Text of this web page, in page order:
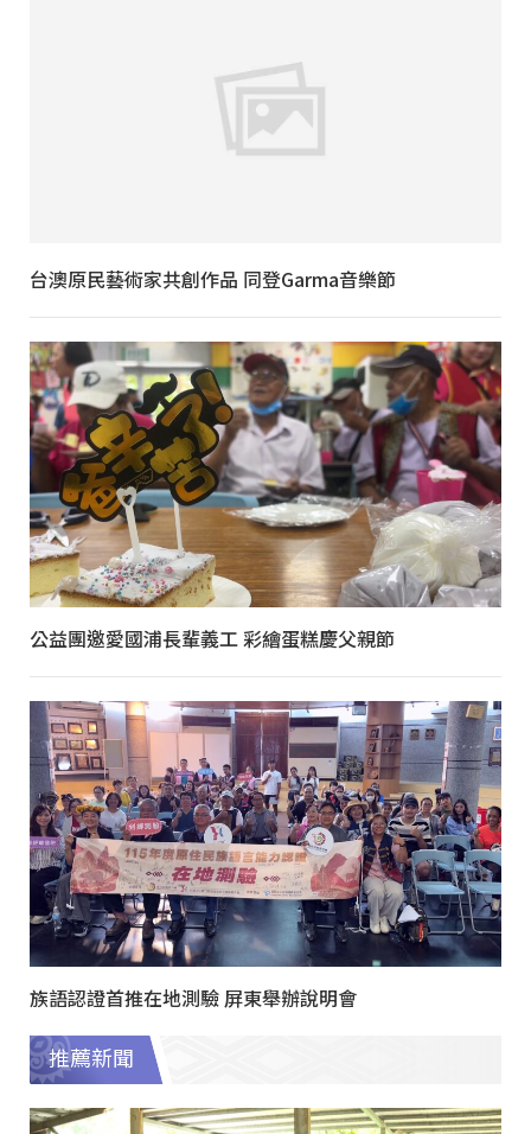
台澳原民藝術家共創作品 同登Garma音樂節
公益團邀愛國浦長輩義工 彩繪蛋糕慶父親節
族語認證首推在地測驗 屏東舉辦說明會
推薦新聞